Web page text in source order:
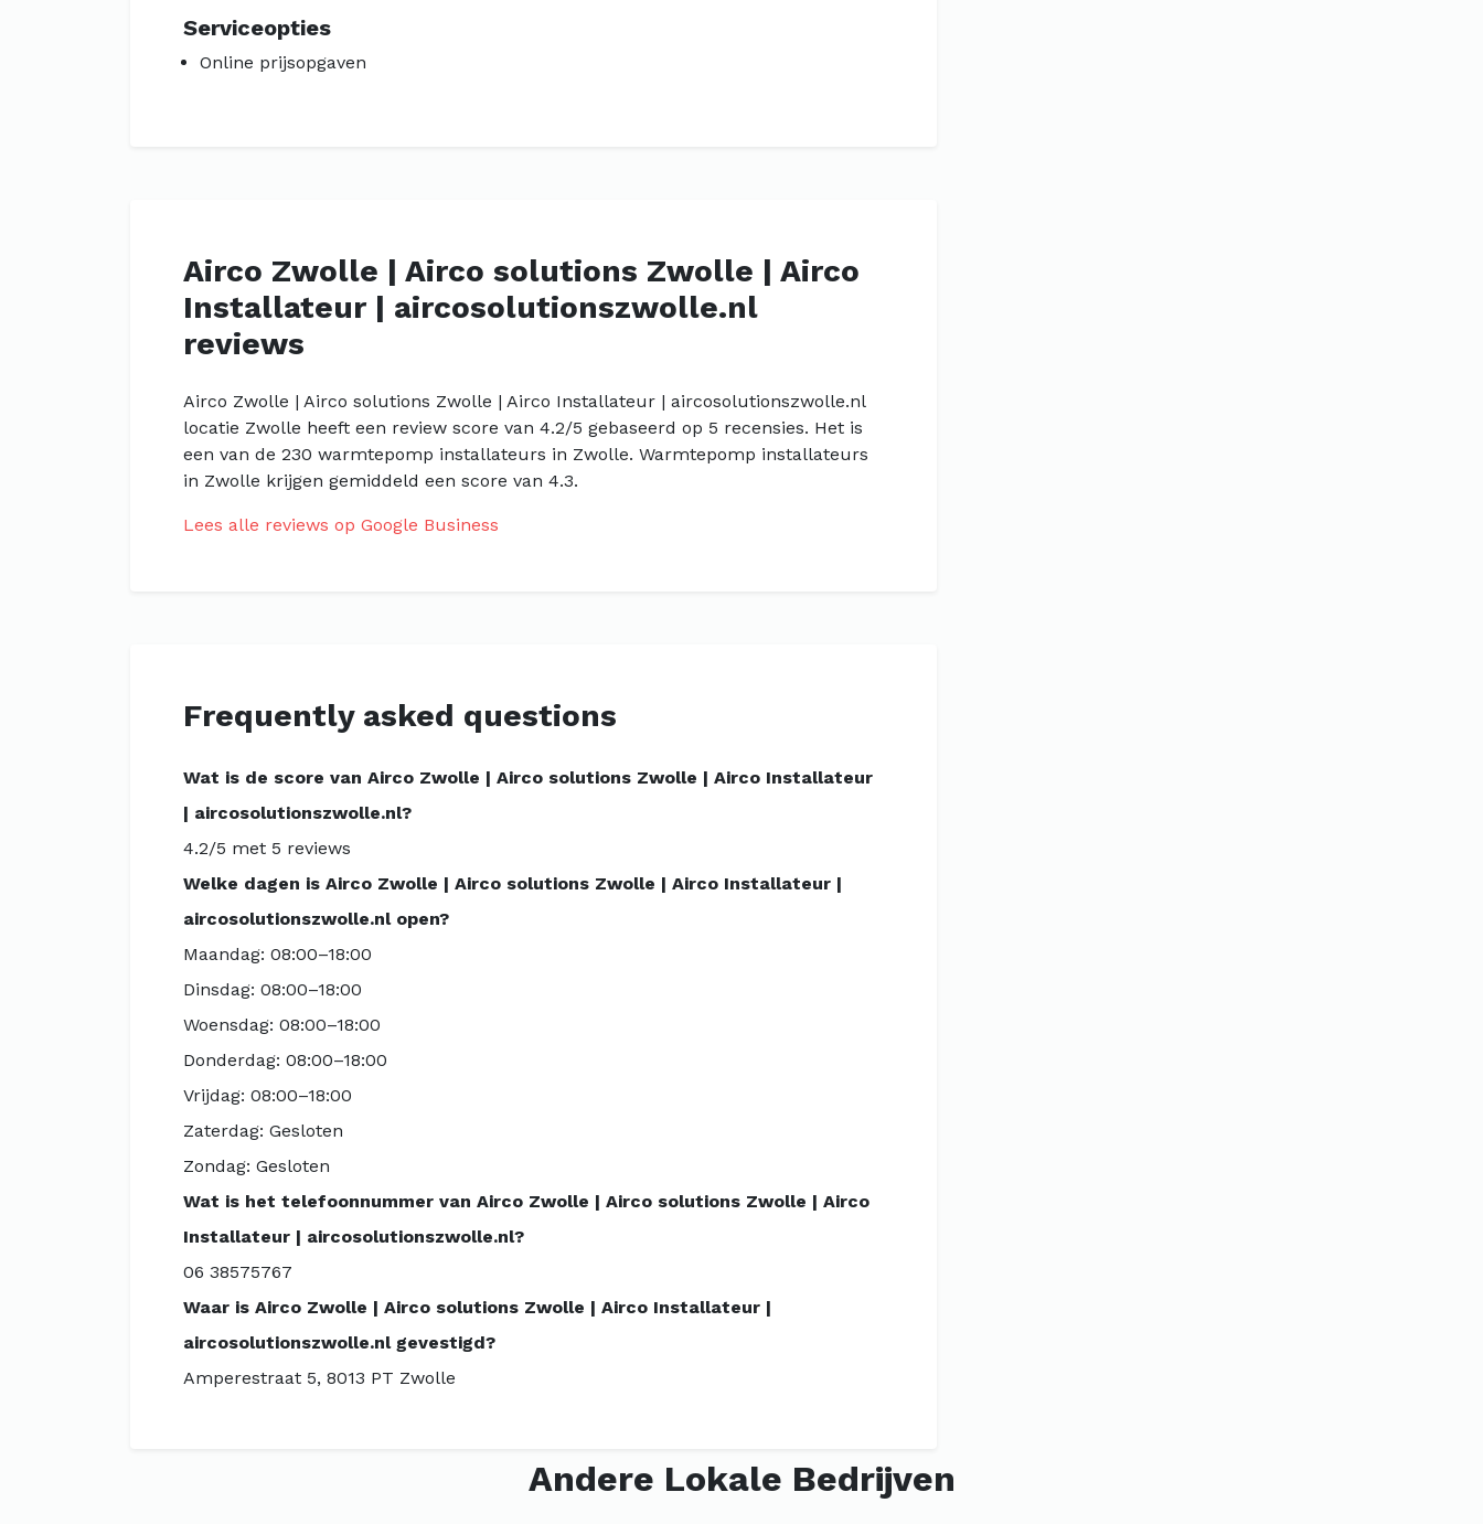
Serviceopties
Online prijsopgaven
Airco Zwolle | Airco solutions Zwolle | Airco
Installateur | aircosolutionszwolle.nl
reviews
Airco Zwolle | Airco solutions Zwolle | Airco Installateur | aircosolutionszwolle.nl
locatie Zwolle heeft een review score van 4.2/5 gebaseerd op 5 recensies. Het is
een van de 230 warmtepomp installateurs in Zwolle. Warmtepomp installateurs
in Zwolle krijgen gemiddeld een score van 4.3.
Lees alle reviews op Google Business
Frequently asked questions
Wat is de score van Airco Zwolle | Airco solutions Zwolle | Airco Installateur
| aircosolutionszwolle.nl?
4.2/5 met 5 reviews
Welke dagen is Airco Zwolle | Airco solutions Zwolle | Airco Installateur |
aircosolutionszwolle.nl open?
Maandag: 08:00–18:00
Dinsdag: 08:00–18:00
Woensdag: 08:00–18:00
Donderdag: 08:00–18:00
Vrijdag: 08:00–18:00
Zaterdag: Gesloten
Zondag: Gesloten
Wat is het telefoonnummer van Airco Zwolle | Airco solutions Zwolle | Airco
Installateur | aircosolutionszwolle.nl?
06 38575767
Waar is Airco Zwolle | Airco solutions Zwolle | Airco Installateur |
aircosolutionszwolle.nl gevestigd?
Amperestraat 5, 8013 PT Zwolle
Andere Lokale Bedrijven